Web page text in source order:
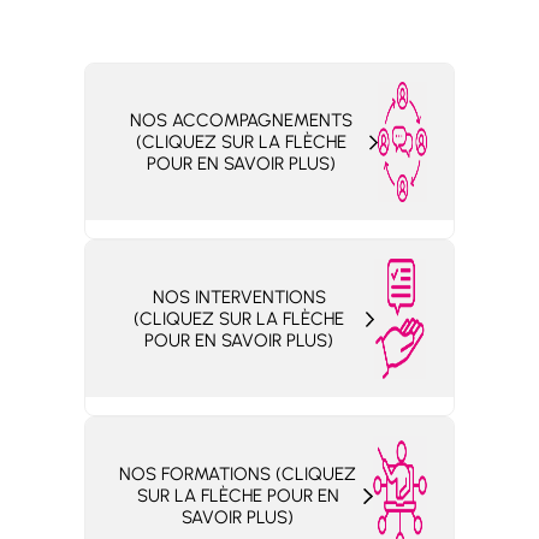
NOS ACCOMPAGNEMENTS
(CLIQUEZ SUR LA FLÈCHE
POUR EN SAVOIR PLUS)
est adhérente à l’ICPC, les membres
de celle-ci peuvent participer à ces
groupes
NOS INTERVENTIONS
(CLIQUEZ SUR LA FLÈCHE
POUR EN SAVOIR PLUS)
Une intervention gratuite est intégrée
NOS FORMATIONS (CLIQUEZ
SUR LA FLÈCHE POUR EN
SAVOIR PLUS)